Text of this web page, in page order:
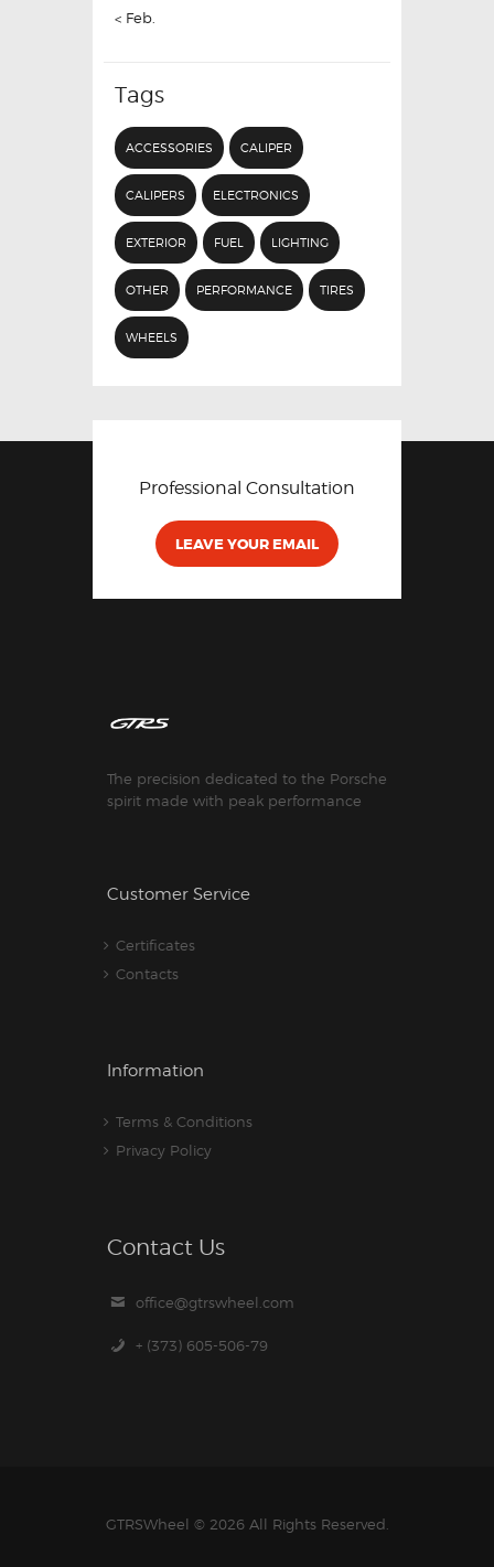
« Feb.
Tags
ACCESSORIES CALIPER
CALIPERS ELECTRONICS
EXTERIOR FUEL LIGHTING
OTHER PERFORMANCE TIRES
WHEELS
Professional Consultation
LEAVE YOUR EMAIL
The precision dedicated to the Porsche
spirit made with peak performance
Customer Service
Certificates
Contacts
Information
Terms & Conditions
Privacy Policy
Contact Us
office@gtrswheel.com
+ (373) 605-506-79
GTRSWheel © 2026 All Rights Reserved.